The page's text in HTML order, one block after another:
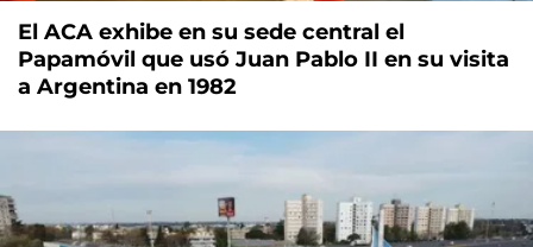
El ACA exhibe en su sede central el
Papamóvil que usó Juan Pablo II en su visita
a Argentina en 1982